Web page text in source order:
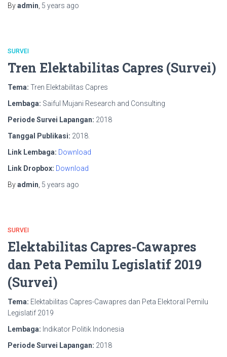
Byadmin 5 years ago
SURVEI
Tren Elektabilitas Capres (Survei)
Tema: Tren Elektabilitas Capres
Lembaga: Saiful Mujani Research and Consulting
Periode Survei Lapangan: 2018
Tanggal Publikasi: 2018.
Link Lembaga: Download
Link Dropbox: Download
Byadmin 5 years ago
SURVEI
Elektabilitas Capres-Cawapres
dan Peta Pemilu Legislatif 2019
(Survei)
Tema: Elektabilitas Capres-Cawapres dan Peta Elektoral Pemilu
Legislatif 2019
Lembaga: Indikator Politik Indonesia
Periode Survei Lapangan: 2018